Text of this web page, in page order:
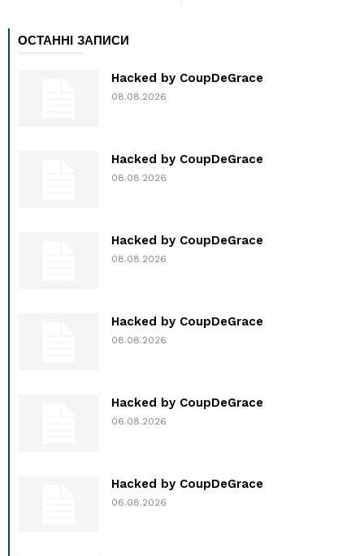
ОСТАННІ ЗАПИСИ
Hacked by CoupDeGrace
08.08.2026
Hacked by CoupDeGrace
08.08.2026
Hacked by CoupDeGrace
08.08.2026
Hacked by CoupDeGrace
08.08.2026
Hacked by CoupDeGrace
06.08.2026
Hacked by CoupDeGrace
06.08.2026